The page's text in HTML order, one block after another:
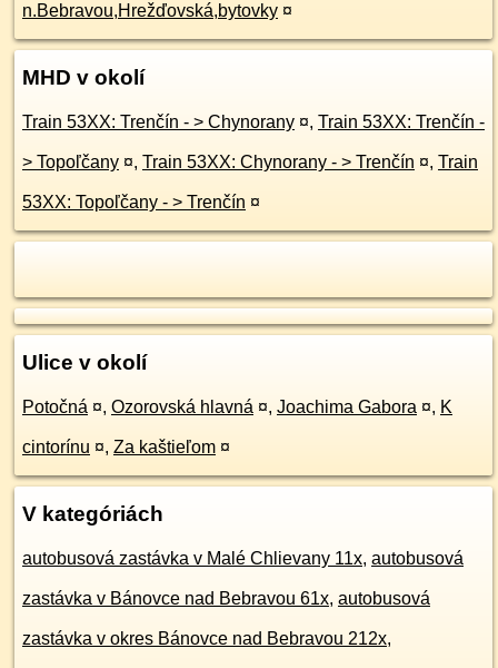
n.Bebravou,Hrežďovská,bytovky ¤
MHD v okolí
Train 53XX: Trenčín - > Chynorany ¤, Train 53XX: Trenčín -
> Topoľčany ¤, Train 53XX: Chynorany - > Trenčín ¤, Train
53XX: Topoľčany - > Trenčín ¤
Ulice v okolí
Potočná ¤, Ozorovská hlavná ¤, Joachima Gabora ¤, K
cintorínu ¤, Za kaštieľom ¤
V kategóriách
autobusová zastávka v Malé Chlievany 11x, autobusová
zastávka v Bánovce nad Bebravou 61x, autobusová
zastávka v okres Bánovce nad Bebravou 212x,